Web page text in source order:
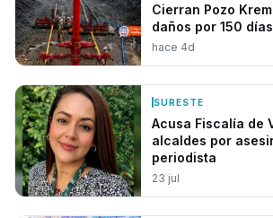
Cierran Pozo Krem-1 tras
daños por 150 días
hace 4d
SURESTE
Acusa Fiscalía de
alcaldes por
periodista
23 jul